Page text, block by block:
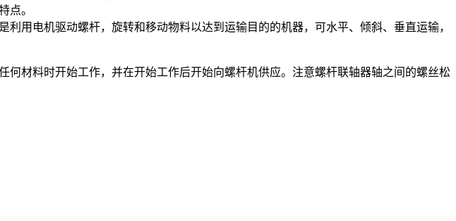
点。
用电机驱动螺杆，旋转和移动物料以达到运输目的的机器，可水平、倾斜、垂直运输，
材料时开始工作，并在开始工作后开始向螺杆机供应。注意螺杆联轴器轴之间的螺丝松